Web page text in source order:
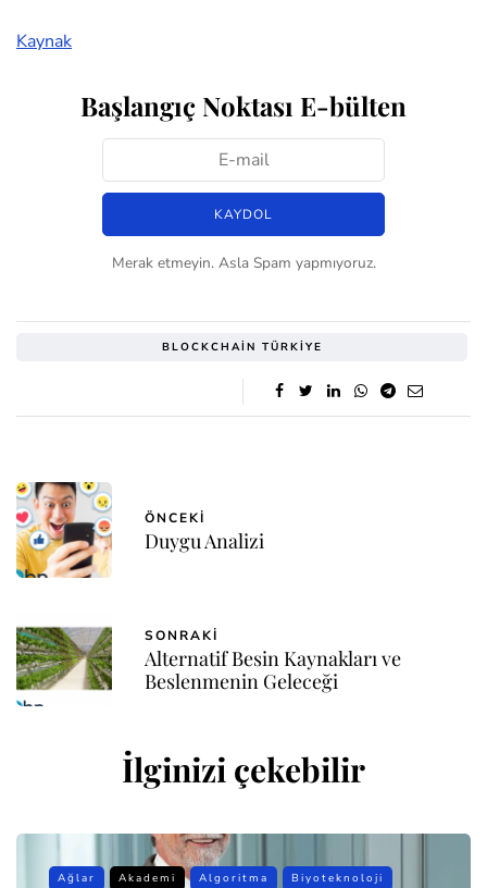
Kaynak
Başlangıç Noktası E-bülten
Merak etmeyin. Asla Spam yapmıyoruz.
BLOCKCHAIN TÜRKIYE
ÖNCEKI
Duygu Analizi
SONRAKI
Alternatif Besin Kaynakları ve
Beslenmenin Geleceği
İlginizi çekebilir
Ağlar Akademi Algoritma
Biyoteknoloji